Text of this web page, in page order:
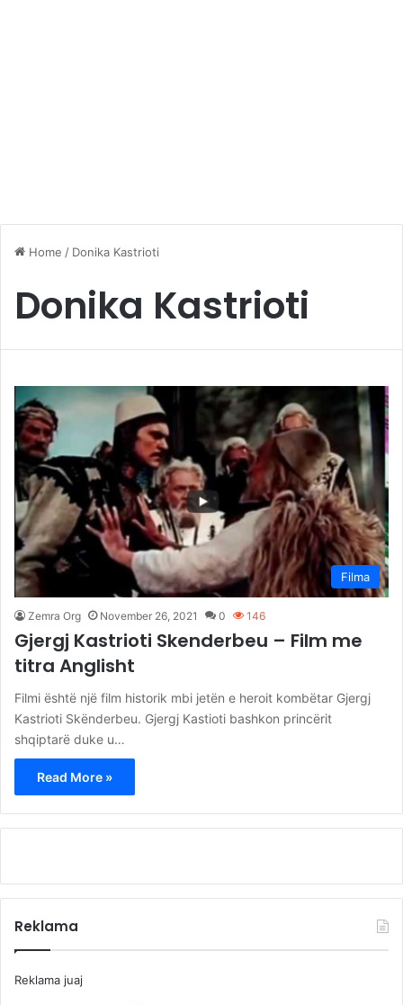
Home / Donika Kastrioti
Donika Kastrioti
Filma
Zemra Org November 26, 2021 0 146
Gjergj Kastrioti Skenderbeu – Film me
titra Anglisht
Filmi është një film historik mbi jetën e heroit kombëtar Gjergj
Kastrioti Skënderbeu. Gjergj Kastioti bashkon princërit
shqiptarë duke u…
Read More »
Reklama
Reklama juaj